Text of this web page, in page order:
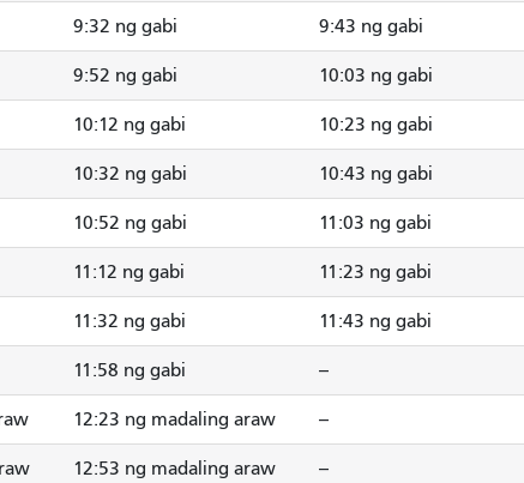
9:32 ng gabi 9:43 ng gabi
9:52 ng gabi 10:03 ng gabi
10:12 ng gabi 10:23 ng gabi
10:32 ng gabi 10:43 ng gabi
10:52 ng gabi 11:03 ng gabi
11:12 ng gabi 11:23 ng gabi
11:32 ng gabi 11:43 ng gabi
11:58 ng gabi --
12:23 ng madaling araw --
12:53 ng madaling araw --